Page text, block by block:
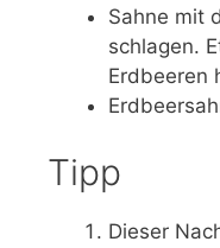
Sahne mit
schlagen.
Erdbeeren
Tipp
Dieser